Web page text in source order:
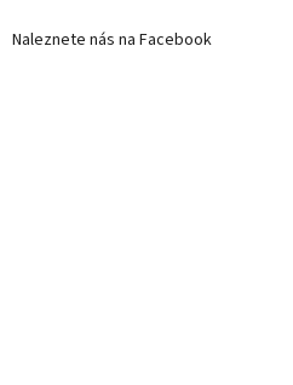
Naleznete nás na Facebook